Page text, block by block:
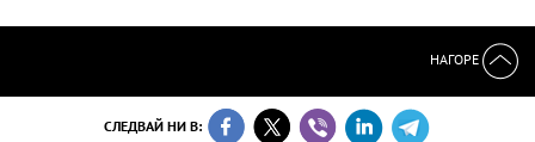
НАГОРЕ
СЛЕДВАЙ НИ В: